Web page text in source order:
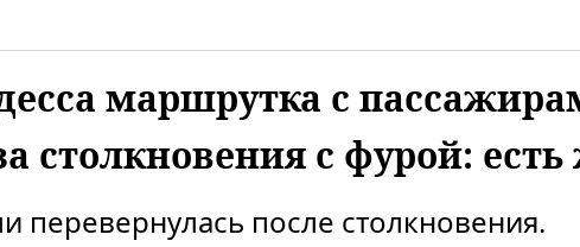
маршрутка с
столкновения с фурой:
перевернулась после столкновения.